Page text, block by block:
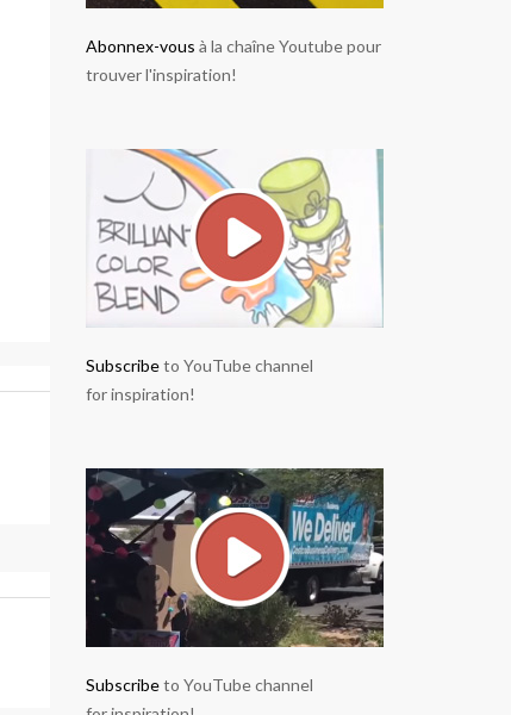
Abonnex-vous à la chaîne Youtube pour
trouver l'inspiration!
Subscribeto YouTube channel
for inspiration!
Subscribeto YouTube channel